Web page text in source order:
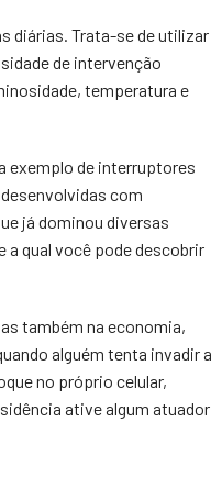
diárias. Trata-se de utilizar
de intervenção
temperatura e
exemplo de interruptores
com
já dominou diversas
a qual você pode descobrir
também na economia,
alguém tenta invadir a
no próprio celular,
ative algum atuador